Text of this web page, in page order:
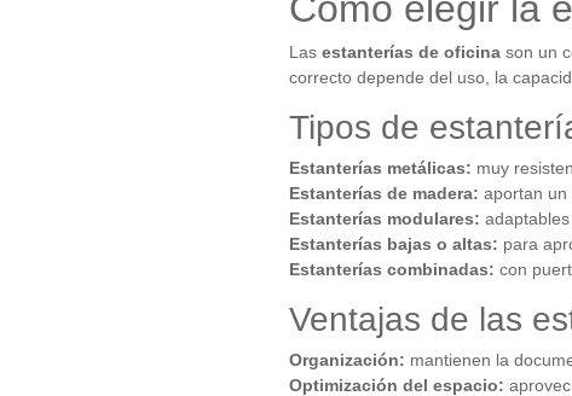
Las estanterías de oficina son un
correcto depende del uso, la
Tipos de
Estanterías metálicas: muy
Estanterías de madera: aportan un
Estanterías modulares:
Estanterías bajas o altas: para
Estanterías combinadas: con
Ventajas de las
Organización: mantienen la
Optimización del espacio: